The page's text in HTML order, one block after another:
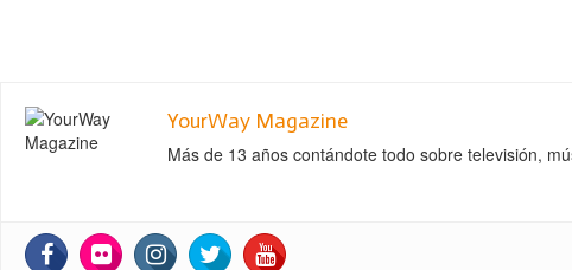
YourWay Magazine
Más de 13 años contándote todo sobre televisión,